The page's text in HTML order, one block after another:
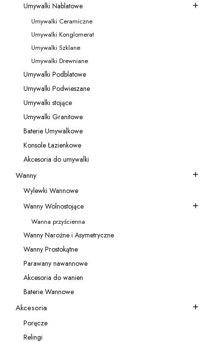
Kategoria - Umywalki Nablatowe
Umywalki Nablatowe
Kategoria - Umywalki Ceramiczne
Umywalki Ceramiczne
Kategoria - Umywalki Konglomerat
Umywalki Konglomerat
Kategoria - Umywalki Szklane
Umywalki Szklane
Kategoria - Umywalki Drewniane
Umywalki Drewniane
Kategoria - Umywalki Podblatowe
Umywalki Podblatowe
Kategoria - Umywalki Podwieszane
Umywalki Podwieszane
Kategoria - Umywalki stojące
Umywalki stojące
Kategoria - Umywalki Granitowe
Umywalki Granitowe
Kategoria - Baterie Umywalkowe
Baterie Umywalkowe
Kategoria - Konsole Łazienkowe
Konsole Łazienkowe
Kategoria - Akcesoria do umywalki
Akcesoria do umywalki
Kategoria - Wanny
Wanny
Kategoria - Wylewki Wannowe
Wylewki Wannowe
Kategoria - Wanny Wolnostojące
Wanny Wolnostojące
Kategoria - Wanna przyścienna
Wanna przyścienna
Kategoria - Wanny Narożne i Asymetryczne
Wanny Narożne i Asymetryczne
Kategoria - Wanny Prostokątne
Wanny Prostokątne
Kategoria - Parawany nawannowe
Parawany nawannowe
Kategoria - Akcesoria do wanien
Akcesoria do wanien
Kategoria - Baterie Wannowe
Baterie Wannowe
Kategoria - Akcesoria
Akcesoria
Kategoria - Poręcze
Poręcze
Relingi